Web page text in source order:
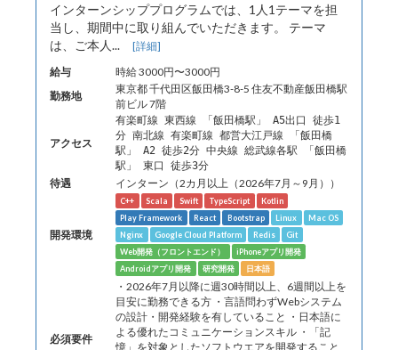
インターンシッププログラムでは、1人1テーマを担
当し、期間中に取り組んでいただきます。 テーマ
は、ご本人... [詳細]
給与
時給 3000円〜3000円
勤務地
東京都 千代田区飯田橋3-8-5 住友不動産飯田橋駅
前ビル 7階
アクセス
有楽町線 東西線 「飯田橋駅」 A5出口 徒歩1
分 南北線 有楽町線 都営大江戸線 「飯田橋
駅」 A2 徒歩2分 中央線 総武線各駅 「飯田橋
駅」 東口 徒歩3分
待遇 インターン（2カ月以上（2026年7月～9月））
開発環境
C++ Scala Swift TypeScript
Kotlin
Play Framework
React Bootstrap Linux
Mac OS
Nginx
Google Cloud Platform Redis
Git
Web開発（フロントエンド）
iPhoneアプリ開発
Androidアプリ開発
研究開発 日本語
必須要件
・2026年7月以降に週30時間以上、6週間以上を
目安に勤務できる方 ・言語問わずWebシステム
の設計・開発経験を有していること ・日本語に
よる優れたコミュニケーションスキル ・「記
憶」を対象としたソフトウエアを開発すること